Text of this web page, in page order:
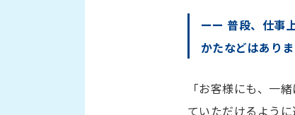
ーー 普段、仕事
かたなどはあり
「お客様にも、一
ていただけるよう